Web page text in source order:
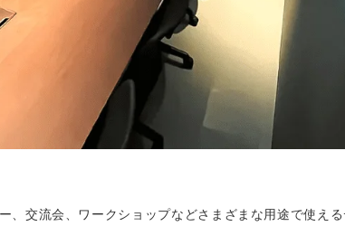
、交流会、ワークショップなどさまざまな用途で使え